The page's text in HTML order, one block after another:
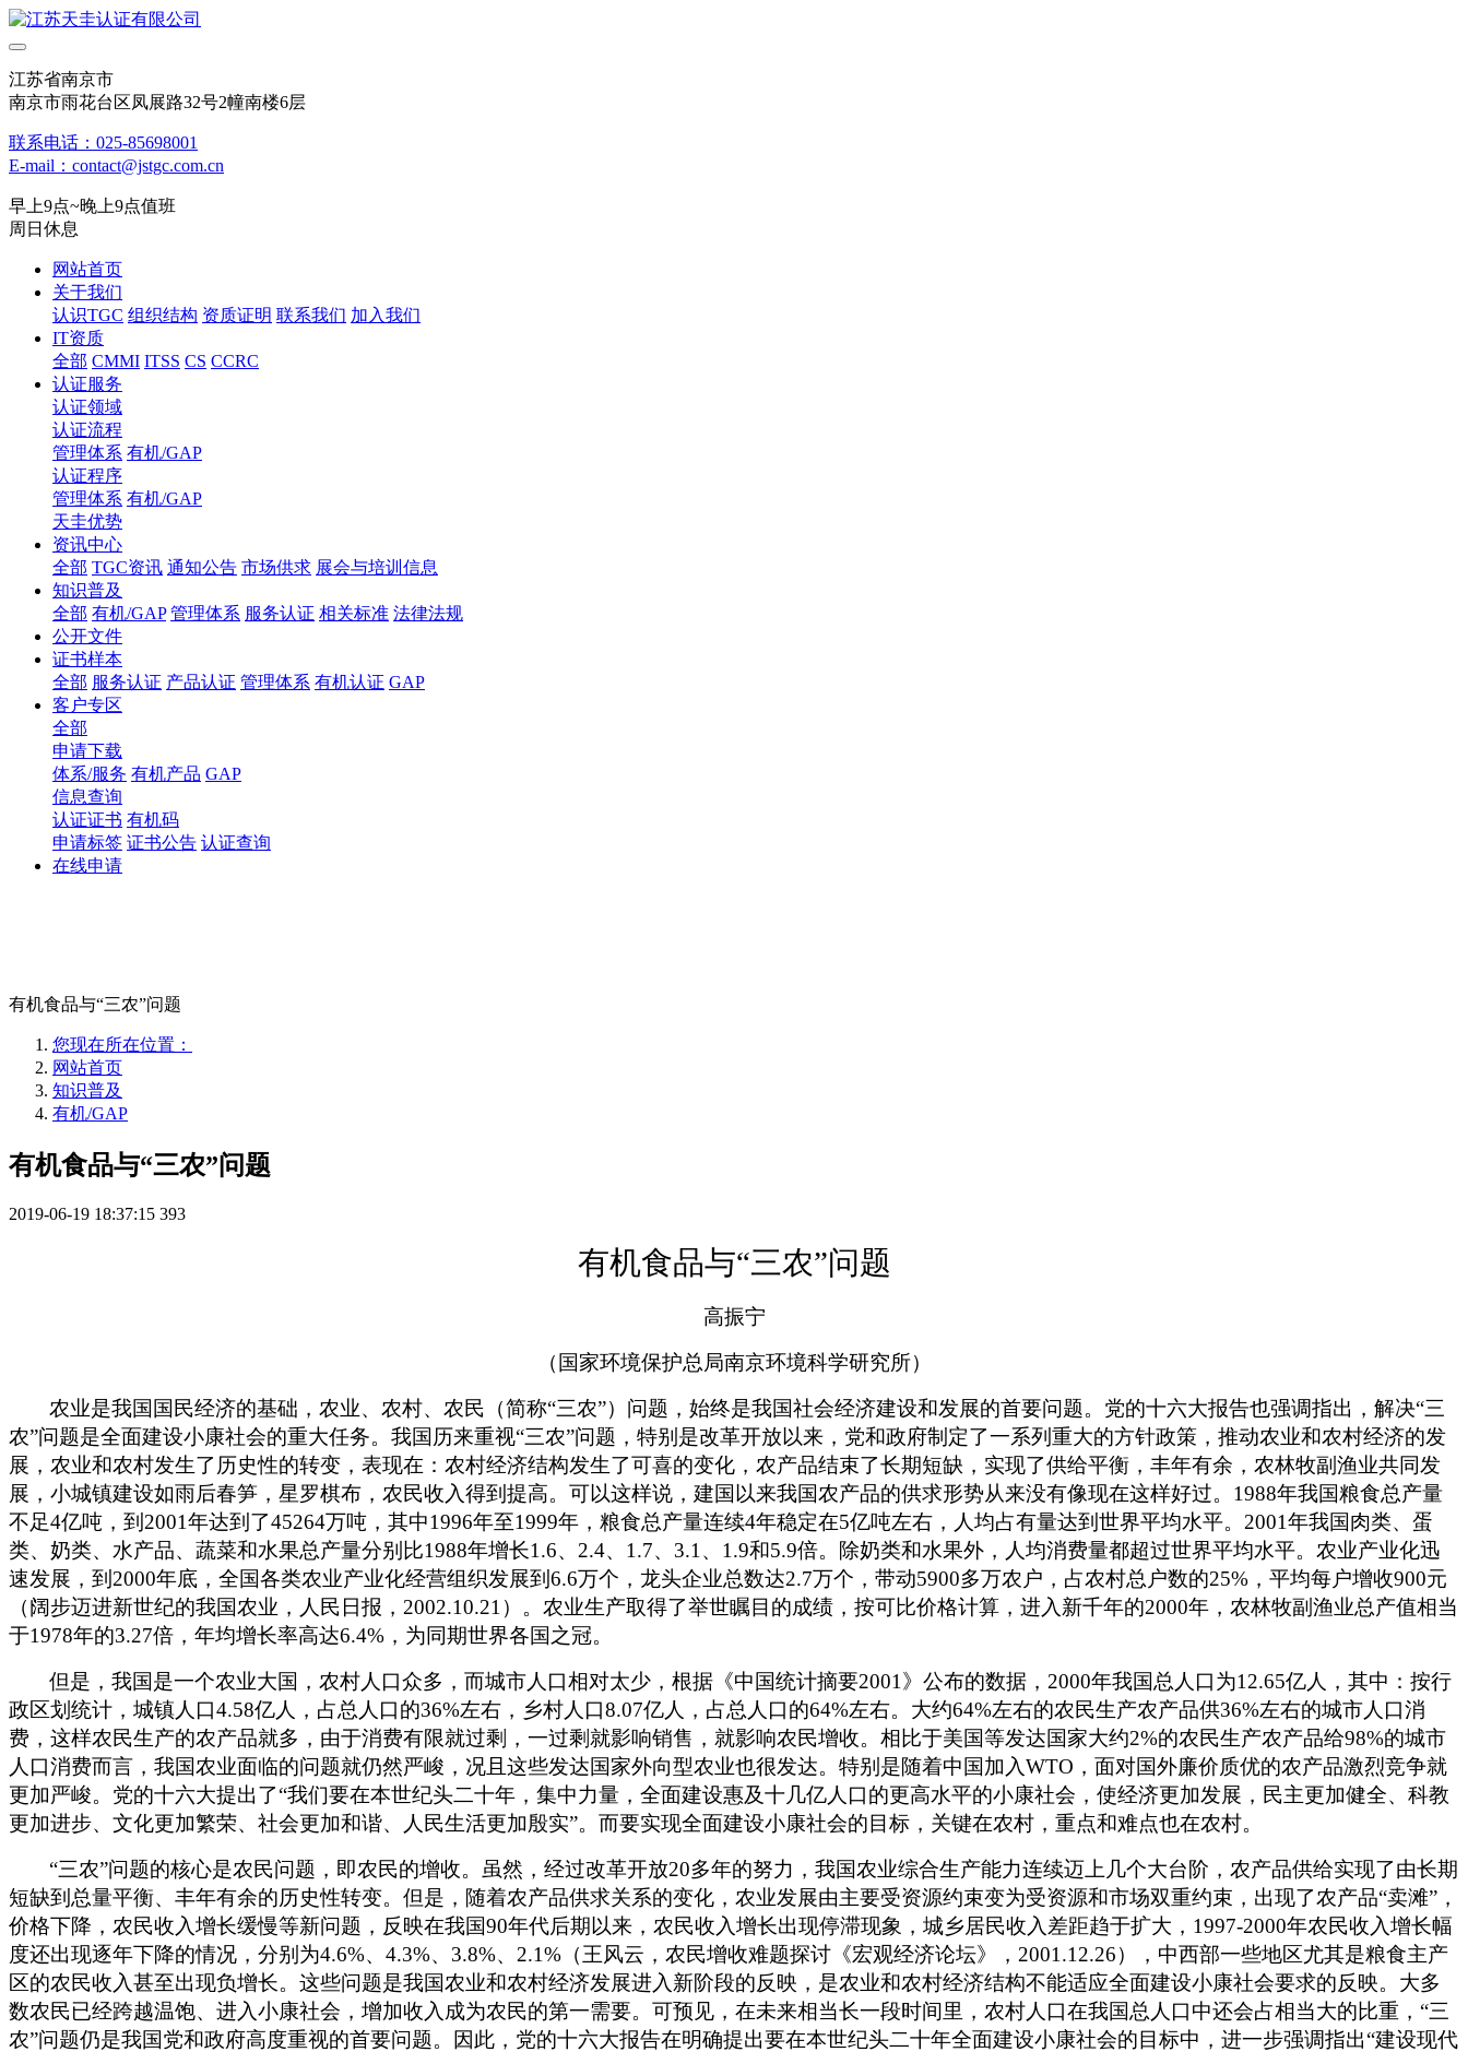
江苏省南京市
南京市雨花台区凤展路32号2幢南楼6层
联系电话：025-85698001
E-mail：contact@jstgc.com.cn
早上9点~晚上9点值班
周日休息
网站首页
关于我们
认识TGC 组织结构 资质证明 联系我们 加入我们
IT资质
全部 CMMI ITSS CS CCRC
认证服务
认证领域
认证流程
管理体系 有机/GAP
认证程序
管理体系 有机/GAP
天圭优势
资讯中心
全部 TGC资讯 通知公告 市场供求 展会与培训信息
知识普及
全部 有机/GAP 管理体系 服务认证 相关标准 法律法规
公开文件
证书样本
全部 服务认证 产品认证 管理体系 有机认证 GAP
客户专区
全部
申请下载
体系/服务 有机产品 GAP
信息查询
认证证书 有机码
申请标签 证书公告 认证查询
在线申请
有机食品与“三农”问题
您现在所在位置：
网站首页
知识普及
有机/GAP
有机食品与“三农”问题
2019-06-19 18:37:15 393
有机食品与“三农”问题
高振宁
（国家环境保护总局南京环境科学研究所）
农业是我国国民经济的基础，农业、农村、农民（简称“三农”）问题，始终是我国社会经济建设和发展的首要问题。党的十六大报告也强调指出，解决“三
农”问题是全面建设小康社会的重大任务。我国历来重视“三农”问题，特别是改革开放以来，党和政府制定了一系列重大的方针政策，推动农业和农村经济的发
展，农业和农村发生了历史性的转变，表现在：农村经济结构发生了可喜的变化，农产品结束了长期短缺，实现了供给平衡，丰年有余，农林牧副渔业共同发
展，小城镇建设如雨后春笋，星罗棋布，农民收入得到提高。可以这样说，建国以来我国农产品的供求形势从来没有像现在这样好过。1988年我国粮食总产量
不足4亿吨，到2001年达到了45264万吨，其中1996年至1999年，粮食总产量连续4年稳定在5亿吨左右，人均占有量达到世界平均水平。2001年我国肉类、蛋
类、奶类、水产品、蔬菜和水果总产量分别比1988年增长1.6、2.4、1.7、3.1、1.9和5.9倍。除奶类和水果外，人均消费量都超过世界平均水平。农业产业化迅
速发展，到2000年底，全国各类农业产业化经营组织发展到6.6万个，龙头企业总数达2.7万个，带动5900多万农户，占农村总户数的25%，平均每户增收900元
（阔步迈进新世纪的我国农业，人民日报，2002.10.21）。农业生产取得了举世瞩目的成绩，按可比价格计算，进入新千年的2000年，农林牧副渔业总产值相当
于1978年的3.27倍，年均增长率高达6.4%，为同期世界各国之冠。
但是，我国是一个农业大国，农村人口众多，而城市人口相对太少，根据《中国统计摘要2001》公布的数据，2000年我国总人口为12.65亿人，其中：按行
政区划统计，城镇人口4.58亿人，占总人口的36%左右，乡村人口8.07亿人，占总人口的64%左右。大约64%左右的农民生产农产品供36%左右的城市人口消
费，这样农民生产的农产品就多，由于消费有限就过剩，一过剩就影响销售，就影响农民增收。相比于美国等发达国家大约2%的农民生产农产品给98%的城市
人口消费而言，我国农业面临的问题就仍然严峻，况且这些发达国家外向型农业也很发达。特别是随着中国加入WTO，面对国外廉价质优的农产品激烈竞争就
更加严峻。党的十六大提出了“我们要在本世纪头二十年，集中力量，全面建设惠及十几亿人口的更高水平的小康社会，使经济更加发展，民主更加健全、科教
更加进步、文化更加繁荣、社会更加和谐、人民生活更加殷实”。而要实现全面建设小康社会的目标，关键在农村，重点和难点也在农村。
“三农”问题的核心是农民问题，即农民的增收。虽然，经过改革开放20多年的努力，我国农业综合生产能力连续迈上几个大台阶，农产品供给实现了由长期
短缺到总量平衡、丰年有余的历史性转变。但是，随着农产品供求关系的变化，农业发展由主要受资源约束变为受资源和市场双重约束，出现了农产品“卖滩”，
价格下降，农民收入增长缓慢等新问题，反映在我国90年代后期以来，农民收入增长出现停滞现象，城乡居民收入差距趋于扩大，1997-2000年农民收入增长幅
度还出现逐年下降的情况，分别为4.6%、4.3%、3.8%、2.1%（王风云，农民增收难题探讨《宏观经济论坛》，2001.12.26），中西部一些地区尤其是粮食主产
区的农民收入甚至出现负增长。这些问题是我国农业和农村经济发展进入新阶段的反映，是农业和农村经济结构不能适应全面建设小康社会要求的反映。大多
数农民已经跨越温饱、进入小康社会，增加收入成为农民的第一需要。可预见，在未来相当长一段时间里，农村人口在我国总人口中还会占相当大的比重，“三
农”问题仍是我国党和政府高度重视的首要问题。因此，党的十六大报告在明确提出要在本世纪头二十年全面建设小康社会的目标中，进一步强调指出“建设现代